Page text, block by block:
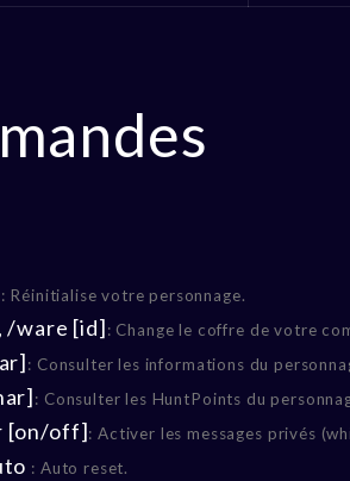
: Réinitialise votre personnage.
/ware [id]: Change le coffre de votre
: Consulter les informations du
: Consulter les HuntPoints du
[on/off]: Activer les messages privés
: Auto reset.